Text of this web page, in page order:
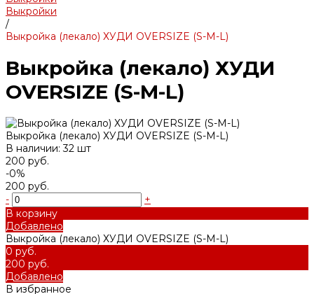
Выкройки
/
Выкройка (лекало) ХУДИ OVERSIZE (S-M-L)
Выкройка (лекало) ХУДИ
OVERSIZE (S-M-L)
Выкройка (лекало) ХУДИ OVERSIZE (S-M-L)
В наличии: 32 шт
200 руб.
-0%
200 руб.
-
+
В корзину
Добавлено
Выкройка (лекало) ХУДИ OVERSIZE (S-M-L)
0 руб.
200 руб.
Добавлено
В избранное